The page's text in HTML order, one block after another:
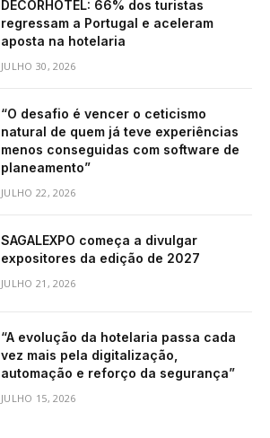
DECORHOTEL: 66% dos turistas
regressam a Portugal e aceleram
aposta na hotelaria
JULHO 30, 2026
“O desafio é vencer o ceticismo
natural de quem já teve experiências
menos conseguidas com software de
planeamento”
JULHO 22, 2026
SAGALEXPO começa a divulgar
expositores da edição de 2027
JULHO 21, 2026
“A evolução da hotelaria passa cada
vez mais pela digitalização,
automação e reforço da segurança”
JULHO 15, 2026